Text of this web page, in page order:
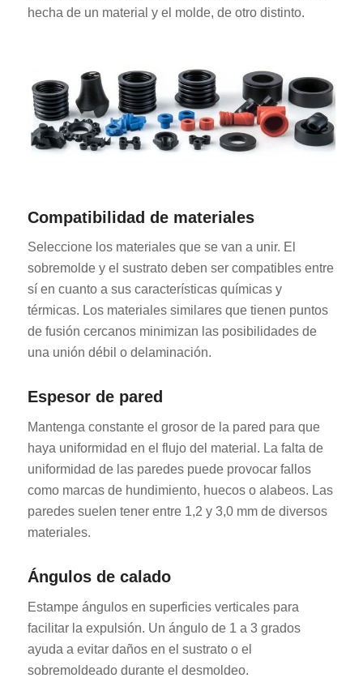
hecha de un material y el molde, de otro distinto.
Compatibilidad de materiales
Seleccione los materiales que se van a unir. El
sobremolde y el sustrato deben ser compatibles entre
sí en cuanto a sus características químicas y
térmicas. Los materiales similares que tienen puntos
de fusión cercanos minimizan las posibilidades de
una unión débil o delaminación.
Espesor de pared
Mantenga constante el grosor de la pared para que
haya uniformidad en el flujo del material. La falta de
uniformidad de las paredes puede provocar fallos
como marcas de hundimiento, huecos o alabeos. Las
paredes suelen tener entre 1,2 y 3,0 mm de diversos
materiales.
Ángulos de calado
Estampe ángulos en superficies verticales para
facilitar la expulsión. Un ángulo de 1 a 3 grados
ayuda a evitar daños en el sustrato o el
sobremoldeado durante el desmoldeo.